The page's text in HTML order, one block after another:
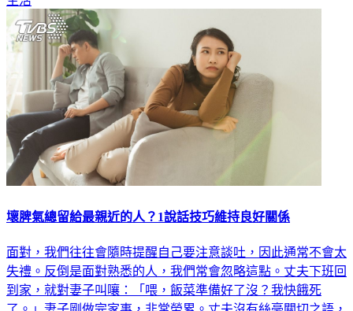
壞脾氣總留給最親近的人？1說話技巧維持良好關係
面對，我們往往會隨時提醒自己要注意談吐，因此通常不會太
失禮。反倒是面對熟悉的人，我們常會忽略這點。丈夫下班回
到家，就對妻子叫嚷：「喂，飯菜準備好了沒？我快餓死